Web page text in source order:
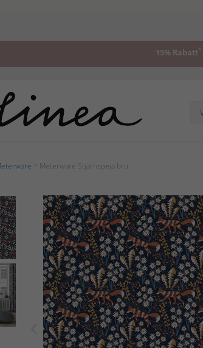
15% Rabatt*
> Meterware Stjärnspeja bru